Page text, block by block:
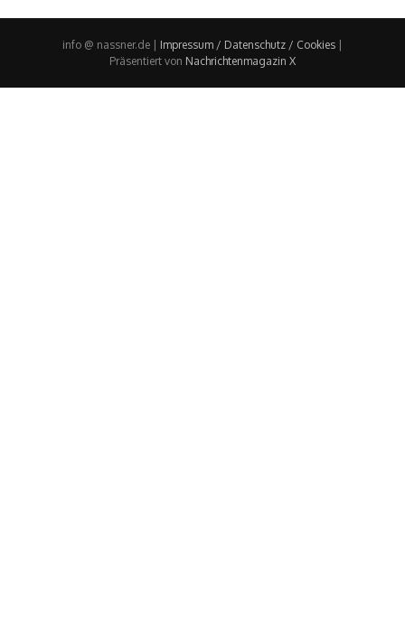
info @ nassner.de | Impressum / Datenschutz / Cookies |
Präsentiert von Nachrichtenmagazin X